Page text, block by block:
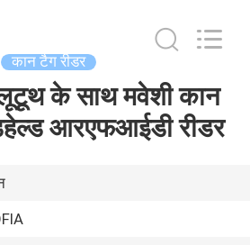
कान टैग रीडर
के साथ मवेशी कान
आरएफआईडी रीडर